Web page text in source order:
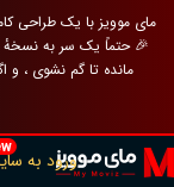
مای موویز با یک طراحی
🎉 حتماً یک سر به
مانده تا گم نشوی ، و
ورود به